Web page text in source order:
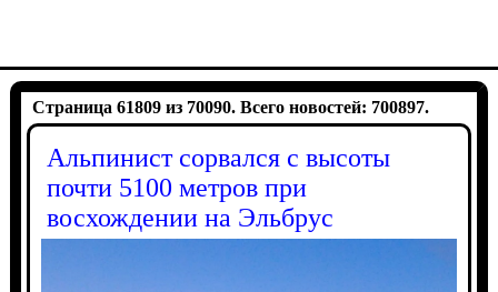
Страница 61809 из 70090. Всего новостей: 700897.
Альпинист сорвался с высоты
почти 5100 метров при
восхождении на Эльбрус